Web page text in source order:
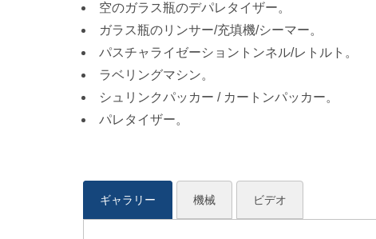
空のガラス瓶のデパレタイザー。
ガラス瓶のリンサー/充填機/シーマー。
パスチャライゼーショントンネル/レトルト。
ラベリングマシン。
シュリンクパッカー / カートンパッカー。
パレタイザー。
ギャラリー 機械 ビデオ